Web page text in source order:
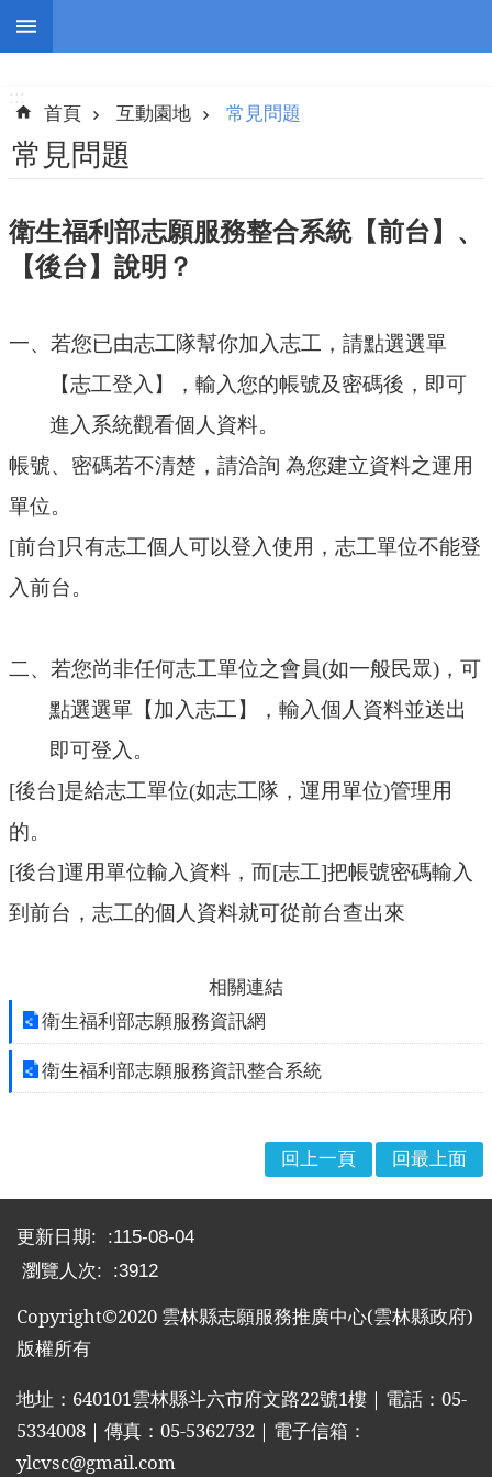
跳到主要內容區塊
搜
認
識
布
欄
法
區
載
志
工
招
募
地
網
站
頁
雲
林
縣
政
府
雲
林
:::
首頁 互動園地 常見問題
常見問題
衛生福利部志願服務整合系統【前台】、
【後台】說明？
一、若您已由志工隊幫你加入志工，請點選選單
【志工登入】，輸入您的帳號及密碼後，即可
進入系統觀看個人資料。
帳號、密碼若不清楚，請洽詢 為您建立資料之運用
單位。
[前台]只有志工個人可以登入使用，志工單位不能登
入前台。
二、若您尚非任何志工單位之會員(如一般民眾) ，可
點選選單【加入志工】，輸入個人資料並送出
即可登入。
[後台]是給志工單位(如志工隊，運用單位)管理用
的。
[後台]運用單位輸入資料，而[志工]把帳號密碼輸入
到前台，志工的個人資料就可從前台查出來
相關連結
衛生福利部志願服務資訊網
衛生福利部志願服務資訊整合系統
回上一頁 回最上面
更新日期:
115-08-04
瀏覽人次:
3912
Copyright©2020 雲林縣志願服務推廣中心(雲林縣政府)
版權所有
地址： 640101雲林縣斗六市府文路22號1樓｜電話： 05-
5334008 ｜傳真： 05-5362732 ｜電子信箱：
ylcvsc@gmail.com